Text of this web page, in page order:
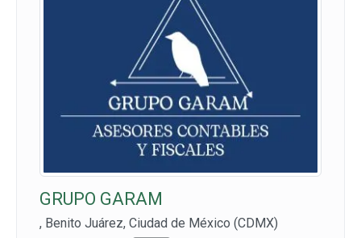
GRUPO GARAM
, Benito Juárez, Ciudad de México (CDMX)